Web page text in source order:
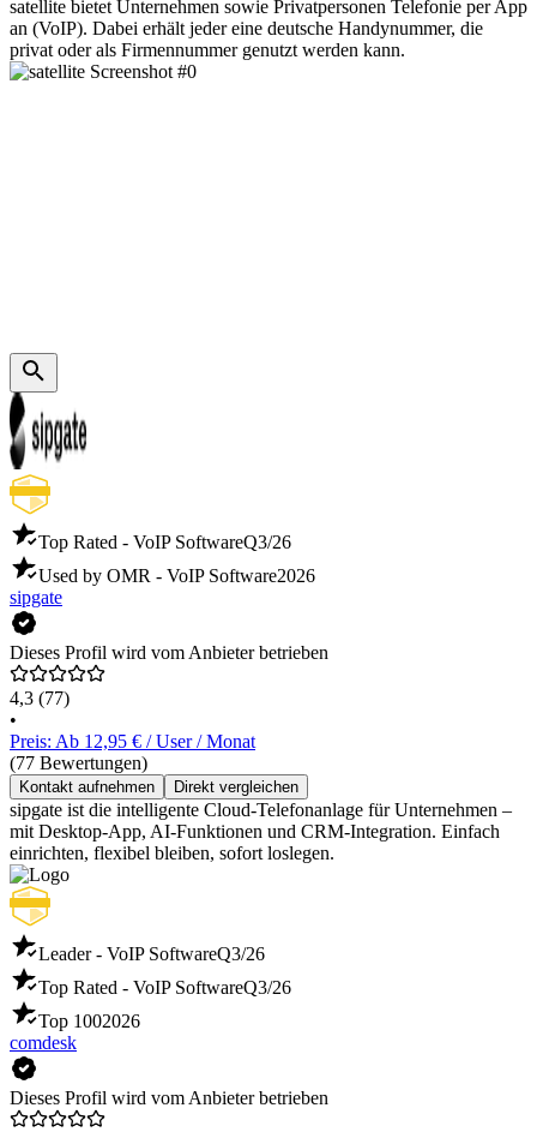
satellite bietet Unternehmen sowie Privatpersonen Telefonie per App
an (VoIP). Dabei erhält jeder eine deutsche Handynummer, die
privat oder als Firmennummer genutzt werden kann.
Top Rated - VoIP SoftwareQ3/26
Used by OMR - VoIP Software2026
sipgate
Dieses Profil wird vom Anbieter betrieben
4,3 (77)
•
Preis: Ab 12,95 € / User / Monat
(77 Bewertungen)
Kontakt aufnehmen Direkt vergleichen
sipgate ist die intelligente Cloud-Telefonanlage für Unternehmen –
mit Desktop-App, AI-Funktionen und CRM-Integration. Einfach
einrichten, flexibel bleiben, sofort loslegen.
Leader - VoIP SoftwareQ3/26
Top Rated - VoIP SoftwareQ3/26
Top 1002026
comdesk
Dieses Profil wird vom Anbieter betrieben